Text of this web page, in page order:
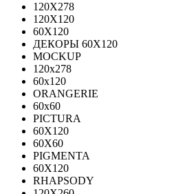
120X278
120Х120
60Х120
ДЕКОРЫ 60Х120
MOCKUP
120х278
60х120
ORANGERIE
60х60
PICTURA
60X120
60X60
PIGMENTA
60X120
RHAPSODY